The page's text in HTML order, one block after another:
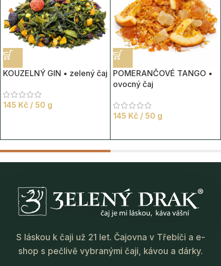
KOUZELNÝ GIN • zelený čaj
145 Kč / 50 g
POMERANČOVÉ TANGO •
ovocný čaj
145 Kč / 50 g
S láskou k čaji už 21 let. Čajovna v Třebíči a e-
shop s pečlivě vybranými čaji, kávou a dárky.